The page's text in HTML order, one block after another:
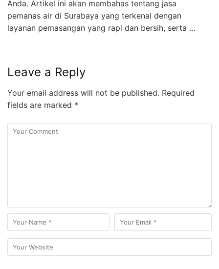
Anda. Artikel ini akan membahas tentang jasa
pemanas air di Surabaya yang terkenal dengan
layanan pemasangan yang rapi dan bersih, serta …
Leave a Reply
Your email address will not be published. Required
fields are marked *